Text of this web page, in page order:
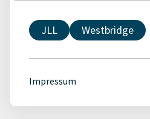
JLL Westbridge
Impressum